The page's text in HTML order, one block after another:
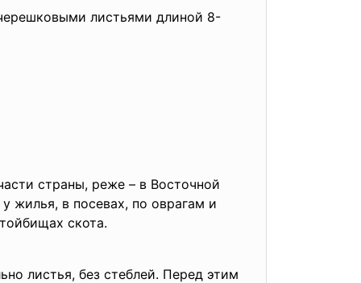
листьями длиной 8-
страны, реже – в Восточной
жилья, в посевах, по оврагам и
скота.
листья, без стеблей. Перед этим